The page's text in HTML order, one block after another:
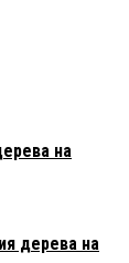
на
дерева на